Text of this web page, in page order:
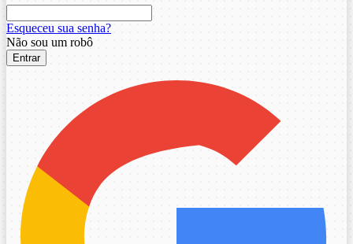
Esqueceu sua senha?
Não sou um robô
Entrar